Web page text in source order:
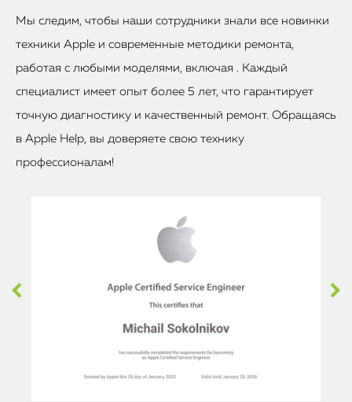
Мы следим, чтобы наши сотрудники знали все новинки
техники Apple и современные методики ремонта,
работая с любыми моделями, включая . Каждый
специалист имеет опыт более 5 лет, что гарантирует
точную диагностику и качественный ремонт. Обращаясь
в Apple Help, вы доверяете свою технику
профессионалам!